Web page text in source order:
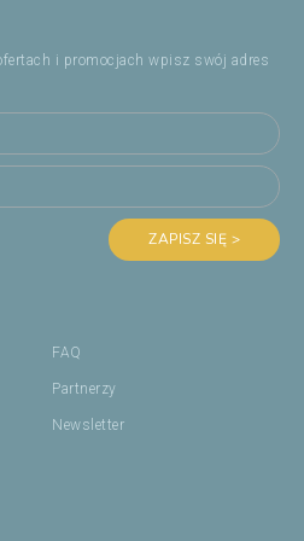
i promocjach wpisz swój adres
ZAPISZ SIĘ >
FAQ
Partnerzy
Newsletter